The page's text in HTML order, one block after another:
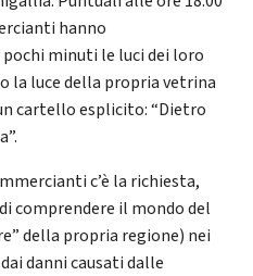
hanno
minuti le luci dei loro
la luce della propria vetrina
cartello esplicito: “Dietro
c’è la richiesta,
comprendere il mondo del
della propria regione) nei
danni causati dalle